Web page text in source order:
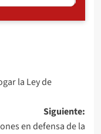
la Ley de
Siguiente:
en defensa de la